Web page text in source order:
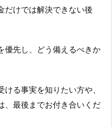
だけでは解決できない後
優先し、どう備えるべきか
る事実を知りたい方や、
、最後までお付き合いくだ